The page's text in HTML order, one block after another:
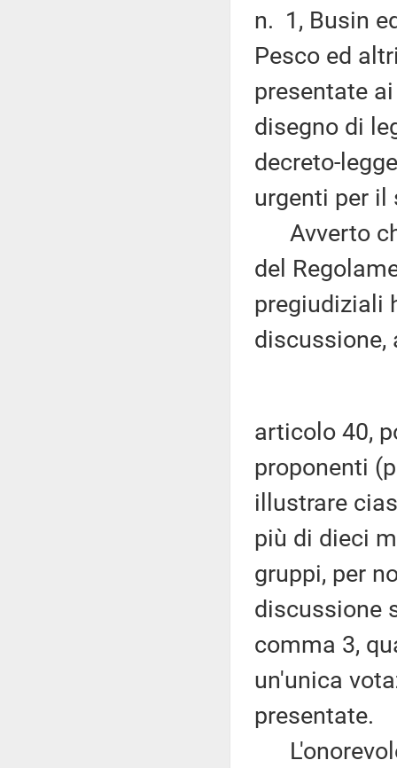
n. 1, Busin
Pesco ed
presentate
disegno di
decreto-
urgenti per
Avverto
del
pregiudiziali
discussione,
articolo 40,
proponenti
illustrare
più di dieci
gruppi, per
discussione
comma 3,
un'unica
presentate.